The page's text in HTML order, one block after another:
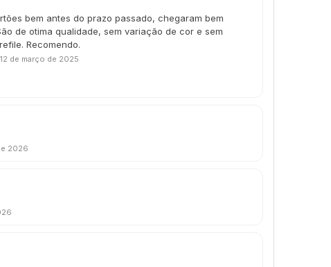
bem antes do prazo passado, chegaram bem
de otima qualidade, sem variação de cor e sem
Recomendo.
12 de março de 2025
2026